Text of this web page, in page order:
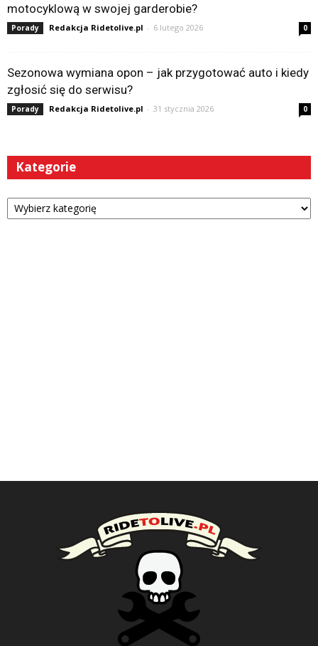
motocyklową w swojej garderobie?
Porady Redakcja Ridetolive.pl - 6 lutego 2026 0
Sezonowa wymiana opon – jak przygotować auto i kiedy
zgłosić się do serwisu?
Porady Redakcja Ridetolive.pl - 31 stycznia 2026 0
Kategorie
Kategorie